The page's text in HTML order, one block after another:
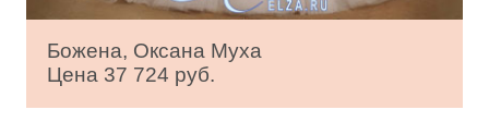
Божена, Оксана Муха
Цена 37 724 руб.